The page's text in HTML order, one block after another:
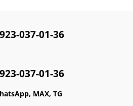
037-01-36
037-01-36
MAX, TG